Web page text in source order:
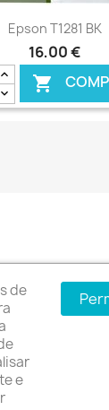
Epson T1281 BK
16,00 €

de
e